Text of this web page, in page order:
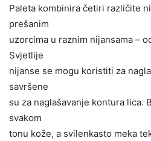
Paleta kombinira četiri različite
prešanim
uzorcima u raznim nijansama –
Svjetlije
nijanse se mogu koristiti za
savršene
su za naglašavanje kontura lica.
svakom
tonu kože, a svilenkasto meka